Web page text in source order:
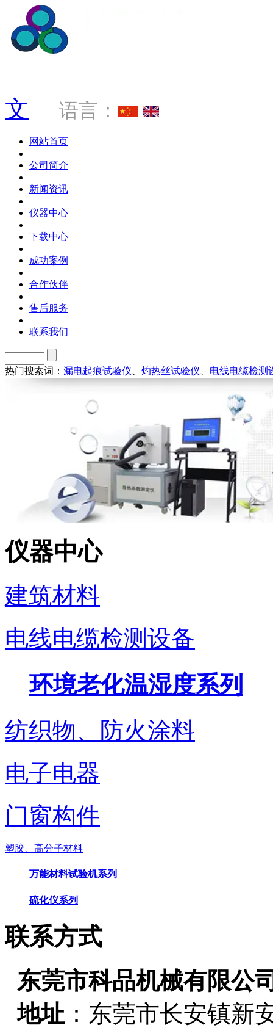
文 语言：
网站首页
公司简介
新闻资讯
仪器中心
下载中心
成功案例
合作伙伴
售后服务
联系我们
热门搜索词： 漏电起痕试验仪 灼热丝试验仪 电线电缆检测
仪器中心
建筑材料
电线电缆检测设备
环境老化温湿度系列
纺织物、防火涂料
电子电器
门窗构件
塑胶、高分子材料
万能材料试验机系列
硫化仪系列
联系方式
东莞市科品机械有限公
地址 ： 东莞市长安镇新